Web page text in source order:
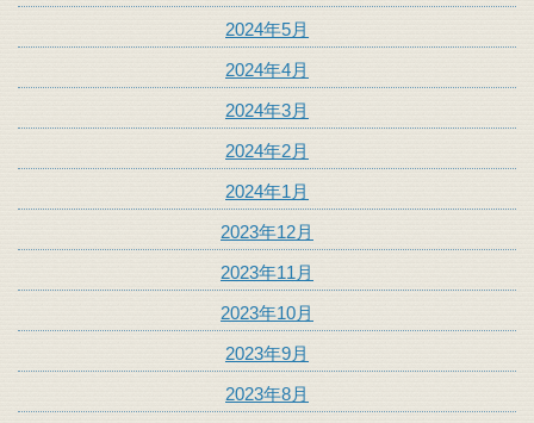
2024年5月
2024年4月
2024年3月
2024年2月
2024年1月
2023年12月
2023年11月
2023年10月
2023年9月
2023年8月